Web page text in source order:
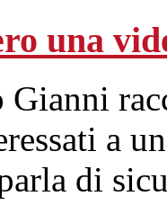
una
Gianni
a
di